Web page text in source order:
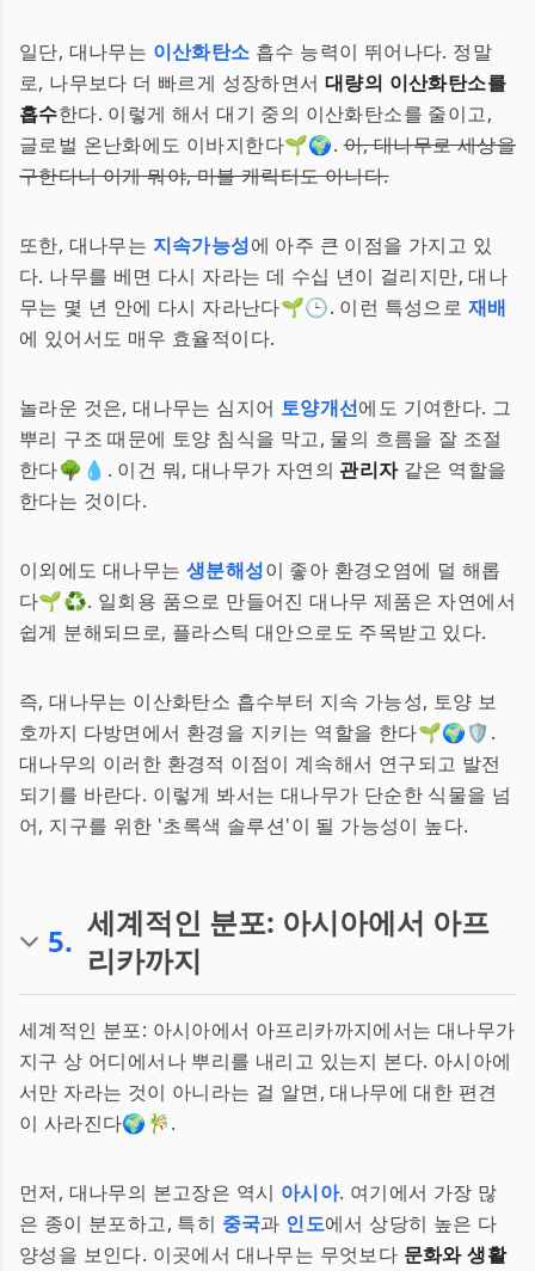
일단, 대나무는 이산화탄소 흡수 능력이 뛰어나다. 정말
로, 나무보다 더 빠르게 성장하면서 대량의 이산화탄소를
흡수한다. 이렇게 해서 대기 중의 이산화탄소를 줄이고,
글로벌 온난화에도 이바지한다🌱🌍.아, 대나무로 세상을
구한다니 이게 뭐야, 마블 캐릭터도 아니다.
또한, 대나무는 지속가능성에 아주 큰 이점을 가지고 있
다. 나무를 베면 다시 자라는 데 수십 년이 걸리지만, 대나
무는 몇 년 안에 다시 자라난다🌱🕒. 이런 특성으로 재배
에 있어서도 매우 효율적이다.
놀라운 것은, 대나무는 심지어 토양개선에도 기여한다. 그
뿌리 구조 때문에 토양 침식을 막고, 물의 흐름을 잘 조절
한다🌳💧. 이건 뭐, 대나무가 자연의 관리자같은 역할을
한다는 것이다.
이외에도 대나무는 생분해성이 좋아 환경오염에 덜 해롭
다🌱♻️. 일회용 품으로 만들어진 대나무 제품은 자연에서
쉽게 분해되므로, 플라스틱 대안으로도 주목받고 있다.
즉, 대나무는 이산화탄소 흡수부터 지속 가능성, 토양 보
호까지 다방면에서 환경을 지키는 역할을 한다🌱🌍🛡.
대나무의 이러한 환경적 이점이 계속해서 연구되고 발전
되기를 바란다. 이렇게 봐서는 대나무가 단순한 식물을 넘
어, 지구를 위한 '초록색 솔루션'이 될 가능성이 높다.
5. 세계적인 분포: 아시아에서 아프
리카까지
세계적인 분포: 아시아에서 아프리카까지에서는 대나무가
지구 상 어디에서나 뿌리를 내리고 있는지 본다. 아시아에
서만 자라는 것이 아니라는 걸 알면, 대나무에 대한 편견
이 사라진다🌍🎋.
먼저, 대나무의 본고장은 역시 아시아. 여기에서 가장 많
은 종이 분포하고, 특히 중국과 인도에서 상당히 높은 다
양성을 보인다. 이곳에서 대나무는 무엇보다 문화와 생활